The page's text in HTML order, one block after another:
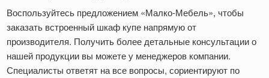
Воспользуйтесь предложением «Малко-Мебель», чтобы
заказать встроенный шкаф купе напрямую от
производителя. Получить более детальные консультации о
нашей продукции вы можете у менеджеров компании.
Специалисты ответят на все вопросы, сориентируют по